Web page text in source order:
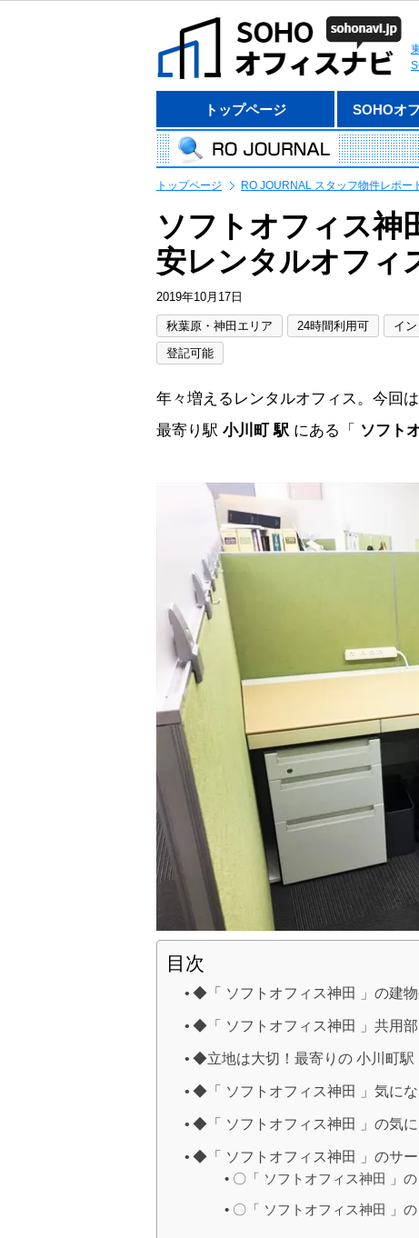
トップページ SOHOオ
トップページ RO JOURNAL スタッフ物件レポー
ソフトオフィス
安レンタルオフィ
2019年10月17日
秋葉原・神田エリア 24時間利用可 イ
登記可能
年々増えるレンタルオフィス。今回は
最寄り駅 小川町 駅 にある「 ソフト
目次
◆「 ソフトオフィス神田 」の建
◆「 ソフトオフィス神田 」共用部
◆立地は大切！最寄りの 小川町駅
◆「 ソフトオフィス神田 」気に
◆「 ソフトオフィス神田 」の気に
◆「 ソフトオフィス神田 」のサ
〇「 ソフトオフィス神田 」の
〇「 ソフトオフィス神田 」の